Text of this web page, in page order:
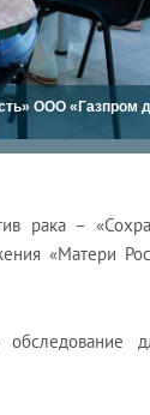
ООО «Газпром
рака –
«Матери
обследование